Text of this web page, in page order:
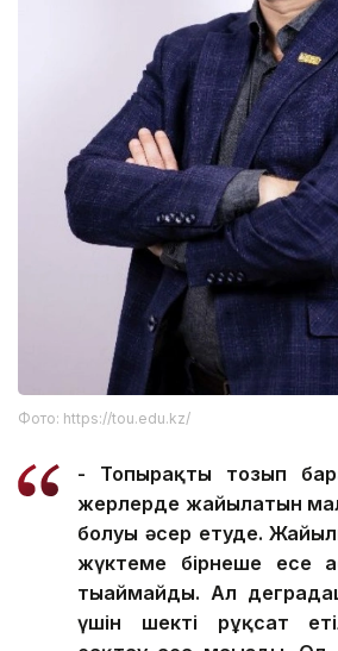
Фото: https://tou.edu.kz/
- Топырақтың тозып
жерлерде жайылатын
болуы әсер етуде.
жүктеме бірнеше есе
тыңаймайды. Ал
үшін шекті рұқсат